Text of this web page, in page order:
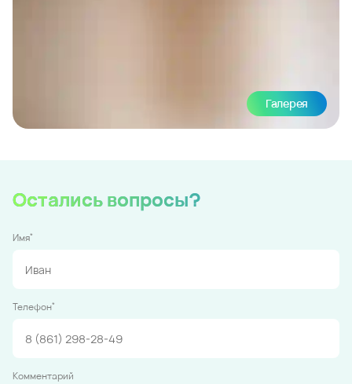
Галерея
Остались вопросы?
Имя*
Телефон*
Комментарий